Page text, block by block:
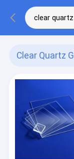
Clear Quartz